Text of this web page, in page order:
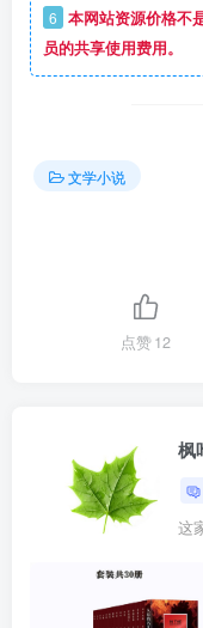
6 本网站资源价格不
员的共享使用费用。
文学小说
点赞12
枫
这